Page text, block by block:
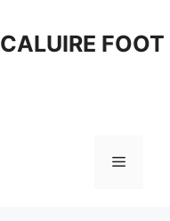
CALUIRE FOOT
Menu